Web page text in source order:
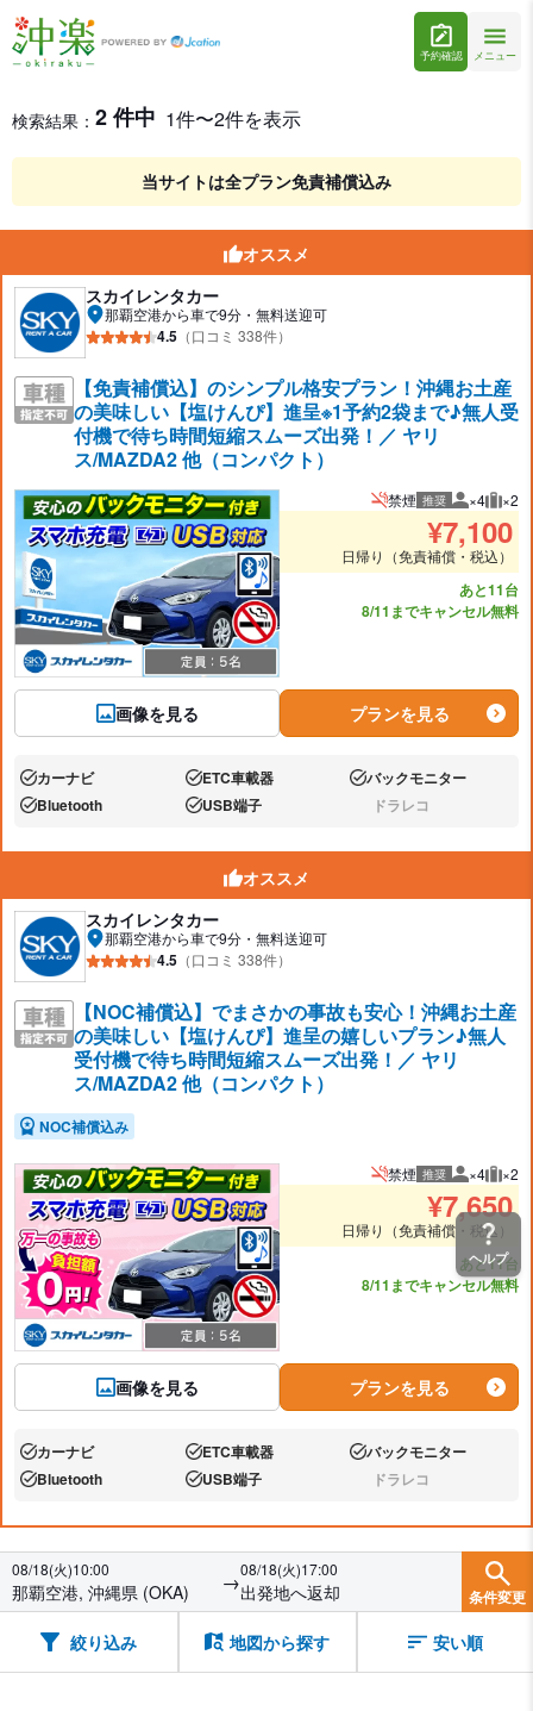
予約確認 メニュー
レンタカー検索・比較
レンタカー検索結果
検索結果： 2 件中 1件〜2件を表示
当サイトは全プラン免責補償込み
オススメ
スカイレンタカー
那覇空港から車で9分・無料送迎可
4.5 （口コミ 338件）
【免責補償込】のシンプル格安プラン！沖縄お土産
の美味しい【塩けんぴ】進呈※1予約2袋まで♪無人受
付機で待ち時間短縮スムーズ出発！／ ヤリ
ス/MAZDA2 他（コンパクト）
画像を見る
禁煙 推奨 推奨人数
×4 推奨
×2
¥7,100
日帰り（免責補償・税込）
あと11台
8/11までキャンセル無料
プランを見る
あり:カーナビ あり:ETC車載器 あり:バックモニター
あり:Bluetooth あり:USB端子 なし:ドラレコ
オススメ
スカイレンタカー
那覇空港から車で9分・無料送迎可
4.5 （口コミ 338件）
【NOC補償込】でまさかの事故も安心！沖縄お土産
の美味しい【塩けんぴ】進呈の嬉しいプラン♪無人
受付機で待ち時間短縮スムーズ出発！／ ヤリ
ス/MAZDA2 他（コンパクト）
NOC補償込み
画像を見る
禁煙 推奨 推奨人数
×4 推奨
×2
¥7,650
日帰り（免責補償・税込）
あと11台
8/11までキャンセル無料
プランを見る
あり:カーナビ あり:ETC車載器 あり:バックモニター
あり:Bluetooth あり:USB端子 なし:ドラレコ
08/18(火)10:00
那覇空港, 沖縄県 (OKA) →08/18(火)17:00
出発地へ返却 条件変更
絞り込み 地図から探す 安い順
ヘルプ